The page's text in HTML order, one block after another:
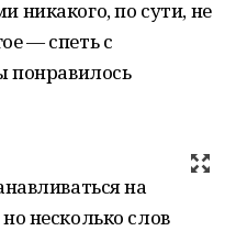
никакого, по сути, не
— спеть с
понравилось
на
несколько слов